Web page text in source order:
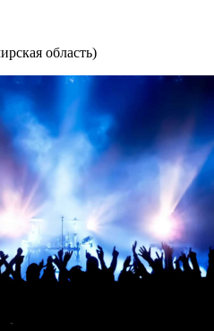
область)